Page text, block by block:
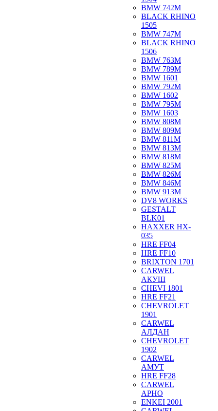
BMW 742M
BLACK RHINO
1505
BMW 747M
BLACK RHINO
1506
BMW 763M
BMW 789M
BMW 1601
BMW 792M
BMW 1602
BMW 795M
BMW 1603
BMW 808M
BMW 809M
BMW 811M
BMW 813M
BMW 818M
BMW 825M
BMW 826M
BMW 846M
BMW 913M
DV8 WORKS
GESTALT
BLK01
HAXXER HX-
035
HRE FF04
HRE FF10
BRIXTON 1701
CARWEL
АКУШ
CHEVI 1801
HRE FF21
CHEVROLET
1901
CARWEL
АЛДАН
CHEVROLET
1902
CARWEL
АМУТ
HRE FF28
CARWEL
АРНО
ENKEI 2001